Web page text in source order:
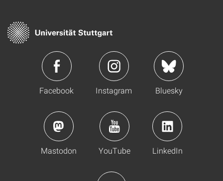
Facebook Instagram Bluesky
Mastodon YouTube LinkedIn